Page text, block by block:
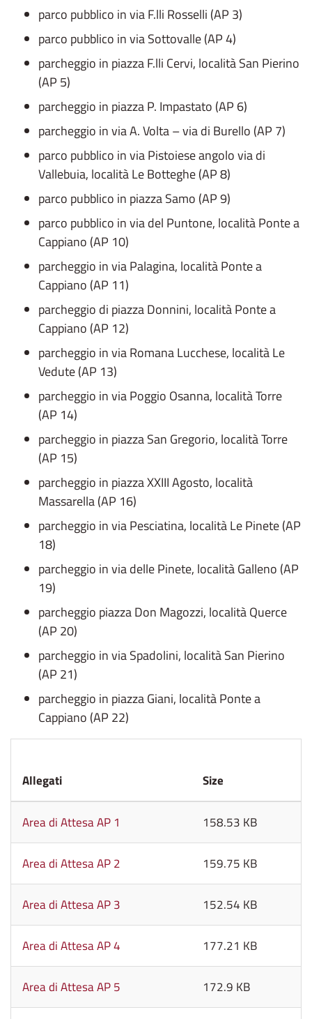
parco pubblico in via F.lli Rosselli (AP 3)
parco pubblico in via Sottovalle (AP 4)
parcheggio in piazza F.lli Cervi, località San Pierino
(AP 5)
parcheggio in piazza P. Impastato (AP 6)
parcheggio in via A. Volta – via di Burello (AP 7)
parco pubblico in via Pistoiese angolo via di
Vallebuia, località Le Botteghe (AP 8)
parco pubblico in piazza Samo (AP 9)
parco pubblico in via del Puntone, località Ponte a
Cappiano (AP 10)
parcheggio in via Palagina, località Ponte a
Cappiano (AP 11)
parcheggio di piazza Donnini, località Ponte a
Cappiano (AP 12)
parcheggio in via Romana Lucchese, località Le
Vedute (AP 13)
parcheggio in via Poggio Osanna, località Torre
(AP 14)
parcheggio in piazza San Gregorio, località Torre
(AP 15)
parcheggio in piazza XXIII Agosto, località
Massarella (AP 16)
parcheggio in via Pesciatina, località Le Pinete (AP
18)
parcheggio in via delle Pinete, località Galleno (AP
19)
parcheggio piazza Don Magozzi, località Querce
(AP 20)
parcheggio in via Spadolini, località San Pierino
(AP 21)
parcheggio in piazza Giani, località Ponte a
Cappiano (AP 22)
Allegati Size
Area di Attesa AP 1 158.53 KB
Area di Attesa AP 2 159.75 KB
Area di Attesa AP 3 152.54 KB
Area di Attesa AP 4 177.21 KB
Area di Attesa AP 5 172.9 KB